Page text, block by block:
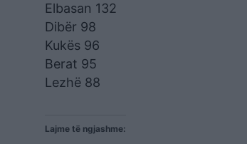
Elbasan 132
Dibër 98
Kukës 96
Berat 95
Lezhë 88
Lajme të ngjashme: